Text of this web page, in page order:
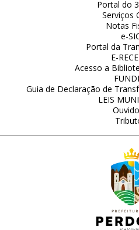
Portal do
Serviços
Notas
e-
Portal da
E-
Acesso a
Guia de Declaração de
LEIS